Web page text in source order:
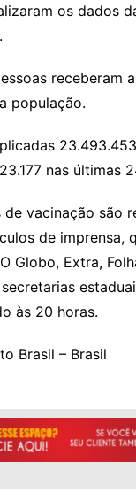
os dados
receberam
população.
nas últimas
de vacinação são
de imprensa,
Globo, Extra,
às 20 horas.
Brasil – Brasil